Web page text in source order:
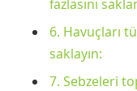
fazlasını
6. Havuçları
saklayın:
7. Sebzeleri